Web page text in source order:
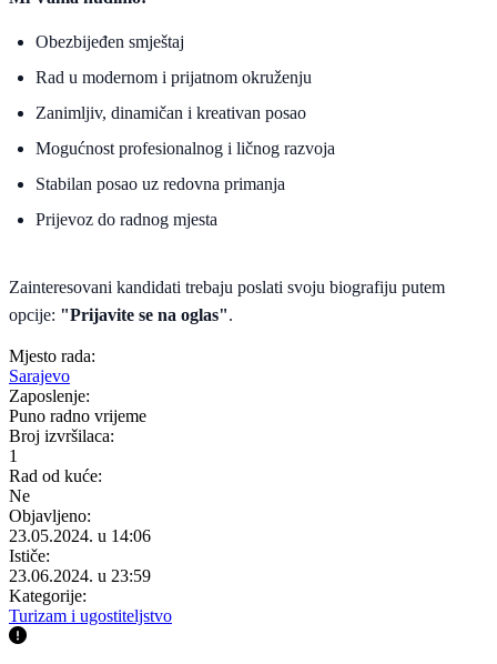
Obezbijeđen smještaj
Rad u modernom i prijatnom okruženju
Zanimljiv, dinamičan i kreativan posao
Mogućnost profesionalnog i ličnog razvoja
Stabilan posao uz redovna primanja
Prijevoz do radnog mjesta
Zainteresovani kandidati trebaju poslati svoju biografiju putem
opcije: "Prijavite se na oglas".
Mjesto rada:
Sarajevo
Zaposlenje:
Puno radno vrijeme
Broj izvršilaca:
1
Rad od kuće:
Ne
Objavljeno:
23.05.2024. u 14:06
Ističe:
23.06.2024. u 23:59
Kategorije:
Turizam i ugostiteljstvo